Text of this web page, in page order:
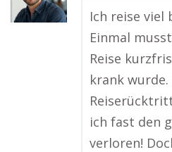
Ich reise viel
Einmal
Reise
krank
ich fast den
verloren!